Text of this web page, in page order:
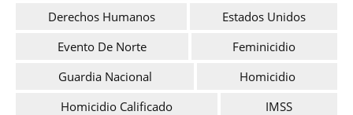
Derechos Humanos
Estados Unidos
Evento De Norte
Feminicidio
Guardia Nacional
Homicidio
Homicidio Calificado
IMSS